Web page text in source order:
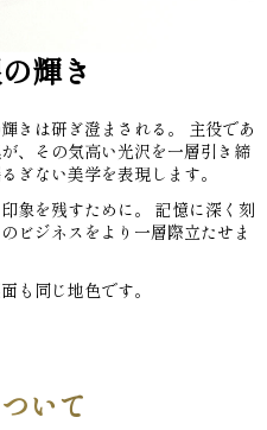
輝き
きは研ぎ澄まされる。 主役であ
、その気高い光沢を一層引き締
ぎない美学を表現します。
象を残すために。 記憶に深く刻
ビジネスをより一層際立たせま
も同じ地色です。
いて